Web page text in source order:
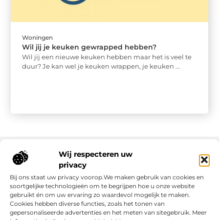
Wij respecteren uw
privacy
Bij ons staat uw privacy voorop.We maken gebruik van cookies en
soortgelijke technologieën om te begrijpen hoe u onze website
gebruikt én om uw ervaring zo waardevol mogelijk te maken.
Cookies hebben diverse functies, zoals het tonen van
gepersonaliseerde advertenties en het meten van sitegebruik. Meer
Woningen
Wil jij je keuken gewrapped hebben?
Wil jij een nieuwe keuken hebben maar het is veel te
duur? Je kan wel je keuken wrappen, je keuken ...
Onze informatie